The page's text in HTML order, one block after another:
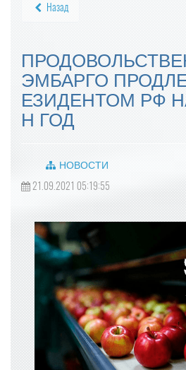
Назад
ЭМБАРГО
ЕЗИДЕНТОМ РФ
Н ГОД
НОВОСТИ
21.09.2021 05:19:55